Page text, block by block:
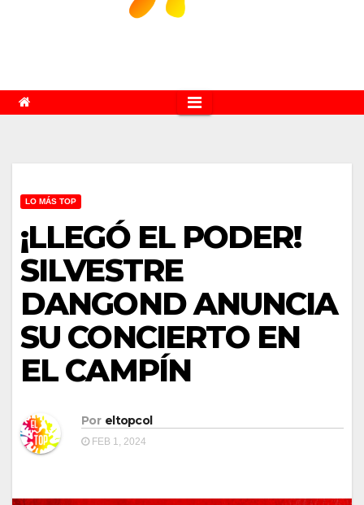
LO MÁS TOP
¡LLEGÓ EL PODER!
SILVESTRE
DANGOND ANUNCIA
SU CONCIERTO EN
EL CAMPÍN
Por eltopcol
FEB 1, 2024